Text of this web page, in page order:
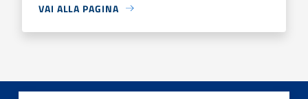
VAI ALLA PAGINA